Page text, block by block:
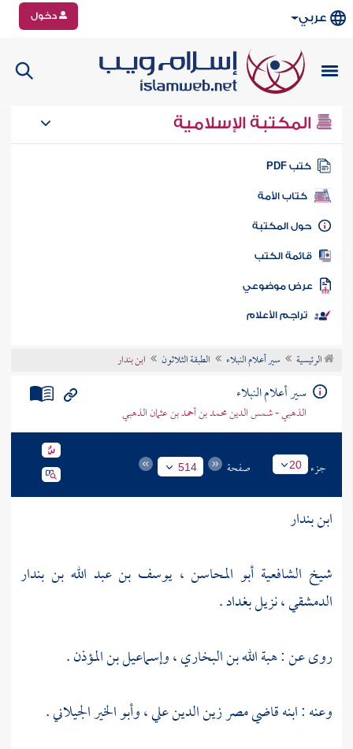
عربي دخول
المكتبة الإسلامية
كتب PDF
كتاب الأمة
المكتبة
الكتب
موضوعي
تراجم الأعلام
الرئيسية سير أعلام النبلاء الطبقة الثلاثون ابن بندار
سير أعلام النبلاء
الذهبي - شمس الدين محمد بن أحمد بن عثمان الذهبي
جزء 20 صفحة 514
ابن بندار
شيخ الشافعية أبو المحاسن ، يوسف بن عبد الله بن بندار
الدمشقي ، نزيلبغداد.
روى عن :هبة الله بن البخاري،وإسماعيل بن المؤذن.
وعنه : ابنه قاضيمصرزين الدين علي،وأبو الخير الجيلاني.